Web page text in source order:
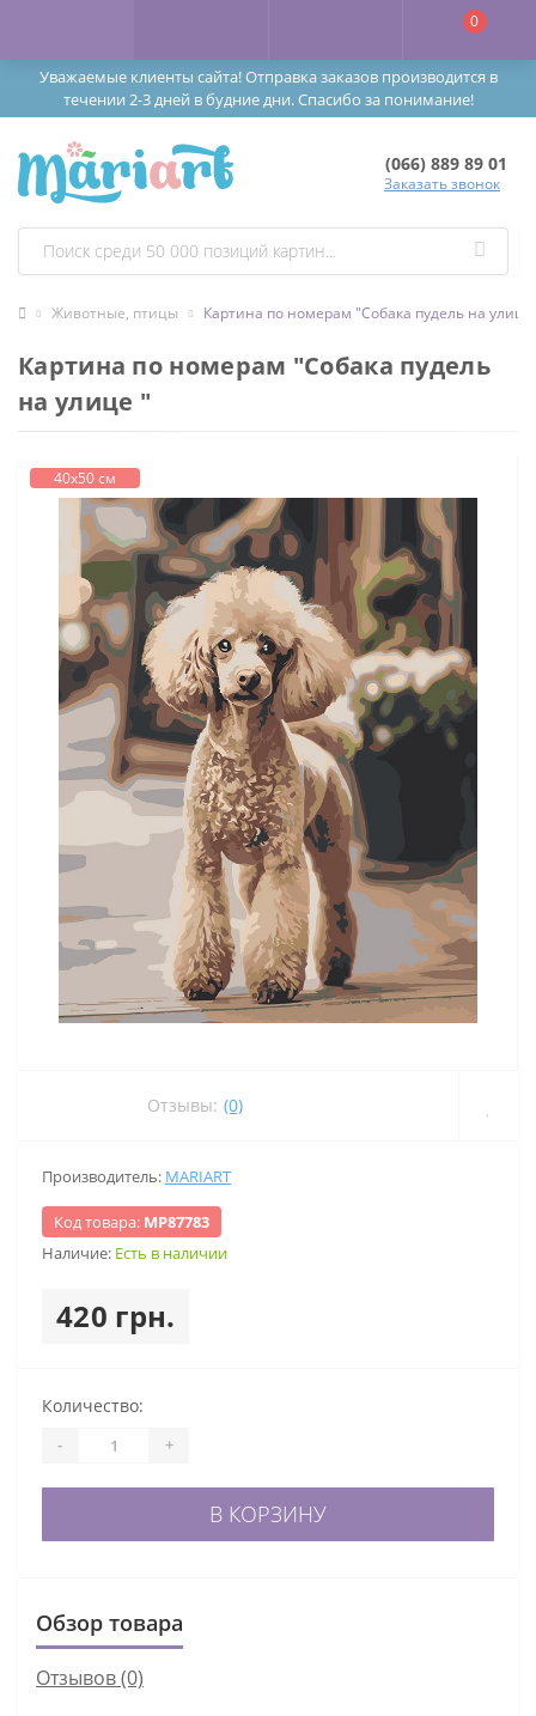
Уважаемые клиенты сайта! Отправка заказов производится в
течении 2-3 дней в будние дни. Спасибо за понимание!
0
(066) 889 89 01
Заказать звонок
Животные, птицы Картина по номерам "Собака пудель на улице
Картина по номерам "Собака пудель
на улице "
40х50 см
Отзывы: (0)
Производитель: MARIART
Код товара: МР87783
Наличие: Есть в наличии
420 грн.
Количество:
- +
В КОРЗИНУ
Обзор товара
Отзывов (0)